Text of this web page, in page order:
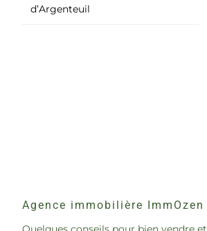
d’Argenteuil
Agence immobilière ImmOzen